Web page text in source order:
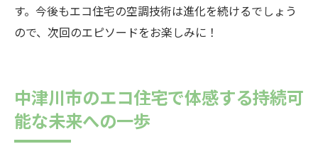
す。今後もエコ住宅の空調技術は進化を続けるでしょう
ので、次回のエピソードをお楽しみに！
中津川市のエコ住宅で体感する持続可
能な未来への一歩